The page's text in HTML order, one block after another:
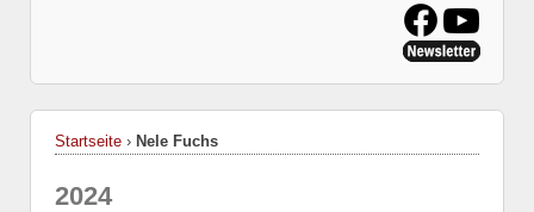
Startseite › Nele Fuchs
2024